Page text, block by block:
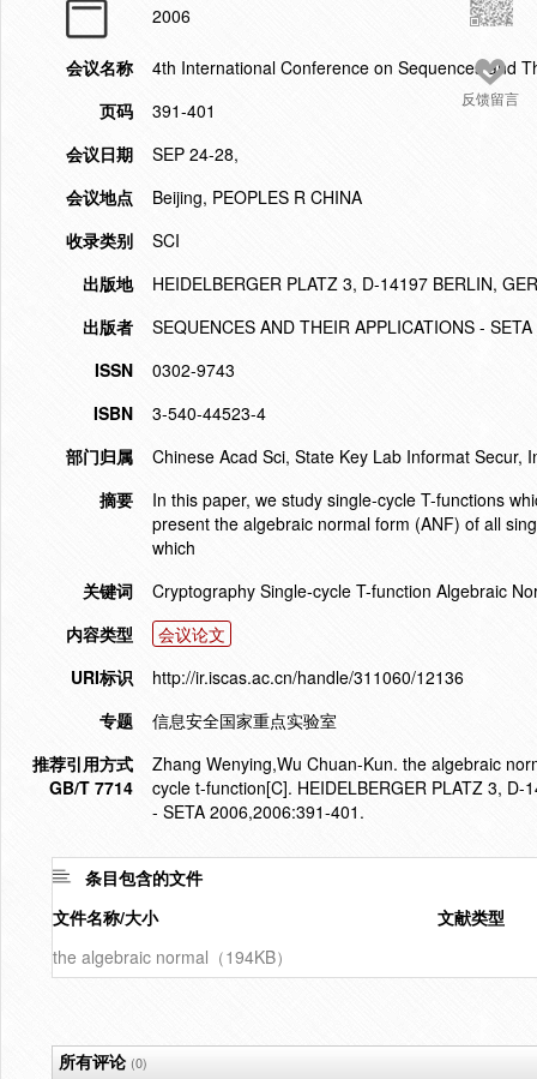
反馈留言
2006
会议名称
4th International Conference on Sequences and
页码
391-401
会议日期
SEP 24-28,
会议地点
Beijing, PEOPLES R CHINA
收录类别
SCI
出版地
HEIDELBERGER PLATZ 3, D-14197 BERLIN,
出版者
SEQUENCES AND THEIR APPLICATIONS -
ISSN
0302-9743
ISBN
3-540-44523-4
部门归属
Chinese Acad Sci, State Key Lab Informat Secur,
摘要
In this paper, we study single-cycle T-functions
present the algebraic normal form (ANF) of all
which
关键词
Cryptography Single-cycle T-function Algebraic
内容类型
会议论文
URI标识
http://ir.iscas.ac.cn/handle/311060/12136
专题
信息安全国家重点实验室
推荐引用方式
GB/T 7714
Zhang Wenying,Wu Chuan-Kun. the algebraic
cycle t-function[C]. HEIDELBERGER PLATZ 3, D-
- SETA 2006,2006:391-401.
条目包含的文件
文件名称/大小
文献类型
the algebraic normal（194KB）
所有评论(0)